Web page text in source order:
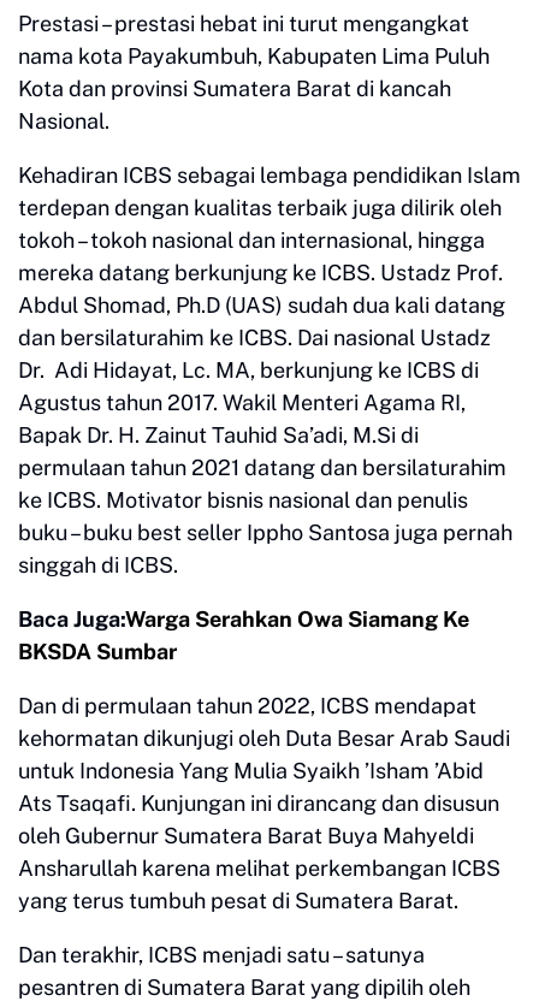
Prestasi – prestasi hebat ini turut mengangkat
nama kota Payakumbuh, Kabupaten Lima Puluh
Kota dan provinsi Sumatera Barat di kancah
Nasional.
Kehadiran ICBS sebagai lembaga pendidikan Islam
terdepan dengan kualitas terbaik juga dilirik oleh
tokoh – tokoh nasional dan internasional, hingga
mereka datang berkunjung ke ICBS. Ustadz Prof.
Abdul Shomad, Ph.D (UAS) sudah dua kali datang
dan bersilaturahim ke ICBS. Dai nasional Ustadz
Dr. Adi Hidayat, Lc. MA, berkunjung ke ICBS di
Agustus tahun 2017. Wakil Menteri Agama RI,
Bapak Dr. H. Zainut Tauhid Sa’adi, M.Si di
permulaan tahun 2021 datang dan bersilaturahim
ke ICBS. Motivator bisnis nasional dan penulis
buku – buku best seller Ippho Santosa juga pernah
singgah di ICBS.
Baca Juga:Warga Serahkan Owa Siamang Ke
BKSDA Sumbar
Dan di permulaan tahun 2022, ICBS mendapat
kehormatan dikunjugi oleh Duta Besar Arab Saudi
untuk Indonesia Yang Mulia Syaikh ’Isham ’Abid
Ats Tsaqafi. Kunjungan ini dirancang dan disusun
oleh Gubernur Sumatera Barat Buya Mahyeldi
Ansharullah karena melihat perkembangan ICBS
yang terus tumbuh pesat di Sumatera Barat.
Dan terakhir, ICBS menjadi satu – satunya
pesantren di Sumatera Barat yang dipilih oleh